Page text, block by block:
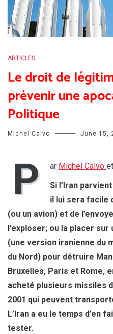
ARTICLES
Le droit de
prévenir une
Politique
Michel Calvo June 15,
P ar Michel Calvo et
Si l’Iran
il lui sera facile
(ou un avion) et de
l’exploser; ou la placer
(une version iranienne du
du Nord) pour détruire
Bruxelles, Paris et Rome,
acheté plusieurs missiles
2001 qui peuvent
L’Iran a eu le temps d’en
tester.